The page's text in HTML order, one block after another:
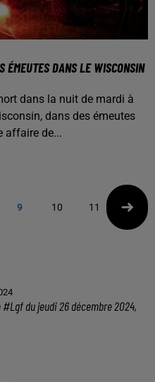
ÉMEUTES DANS LE WISCONSIN
dans la nuit de mardi à
dans des émeutes
affaire de...
9 10 11 12
du jeudi 26 décembre 2024,